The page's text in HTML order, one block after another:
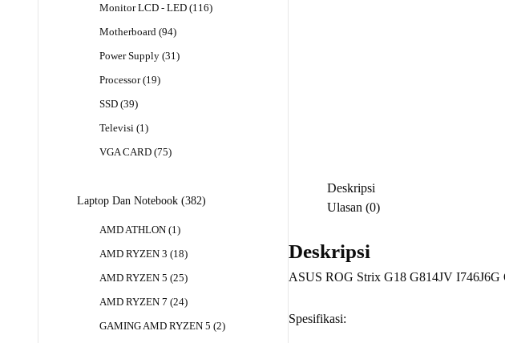
Deskripsi
Ulasan (0)
Deskripsi
ASUS ROG Strix G18 G814JV
Spesifikasi:
Monitor LCD - LED 116116
Motherboard 9494
Power Supply 3131
Processor 1919
SSD 3939
Televisi 11
VGA CARD 7575
Laptop Dan Notebook 382382
AMD ATHLON 11
AMD RYZEN 3
1818
AMD RYZEN 5 2525
AMD RYZEN 7 2424
GAMING AMD RYZEN 5 22